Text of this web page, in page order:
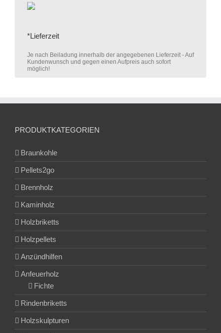
*Lieferzeit
Je nach Beiladung innerhalb der angegebenen Lieferzeit - Auf
Kundenwunsch und gegen einen Aufpreis auch sofort
möglich!
PRODUKTKATEGORIEN
Braunkohle
Pellets2go
Brennholz
Kaminholz
Holzbriketts
Holzpellets
Anzündhilfen
Anfeuerholz
Fichte
Rindenbriketts
Holzskulpturen